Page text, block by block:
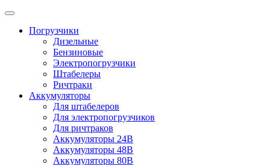
Погрузчики
Дизельные
Бензиновые
Электропогрузчики
Штабелеры
Ричтраки
Аккумуляторы
Для штабелеров
Для электропогрузчиков
Для ричтраков
Аккумуляторы 24В
Аккумуляторы 48В
Аккумуляторы 80В